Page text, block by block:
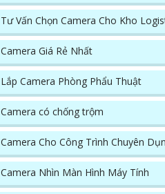
Tư Vấn Chọn Camera Cho Kho
Camera Giá Rẻ Nhất
Lắp Camera Phòng Phẩu Thuật
Camera có chống trộm
Camera Cho Công Trình Chuyên
Camera Nhìn Màn Hình Máy Tính